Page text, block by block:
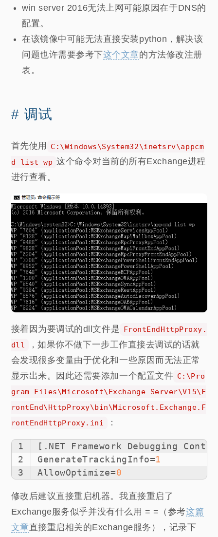
win server 2016无法上网可能原因在于DNS的
配置。
在该镜像中可能无法直接安装python，解决该
问题也许需要参考下这个文章的方法修改注册
表。
调试
首先使用
C:\Windows\System32\inetsrv\appcm
d list wp 这个命令对当前的所有Exchange进程
进行查看。
接着因为要调试的dll文件是 FrontEndHttpProxy.
dll
，如果你不做下一步工作直接去调试的话就
会发现很多变量由于优化和一些原因而无法正常
显示出来。因此还需要添加一个配置文件 C:\Pro
gram Files\Microsoft\Exchange Server\V15\F
rontEnd\HttpProxy\bin\Microsoft.Exchange.F
rontEndHttpProxy.ini
：
1
2
3
[.NET Framework Debugging
GenerateTrackingInfo=1
AllowOptimize=0
修改后建议直接重启机器。我直接重启了
Exchange服务似乎并没有什么用 = =（参考这篇
文章直接重启相关的Exchange服务），记录下